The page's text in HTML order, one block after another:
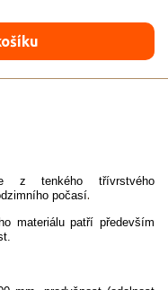
z tenkého třívrstvého
počasí.
materiálu patří především